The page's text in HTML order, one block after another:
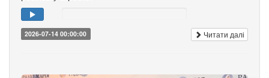
2026-07-14 00:00:00 Читати далі